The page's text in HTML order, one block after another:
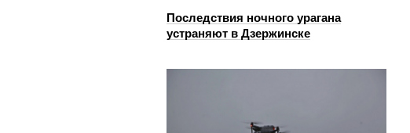
Последствия ночного урагана
устраняют в Дзержинске